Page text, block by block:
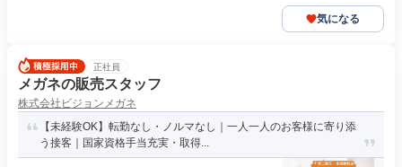
気になる
正社員
メガネの販売スタッフ
株式会社ビジョンメガネ
【未経験OK】転勤なし・ノルマなし｜一人一人のお客様に寄り添
う接客｜国家資格手当充実・取得...